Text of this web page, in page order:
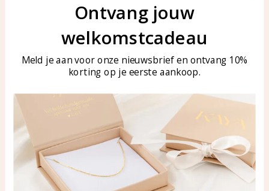
Veelgestelde vragen
Sieraden onderhouden
KAYA Sieraden
Bellen of WhatsApp Ma-Vr
tussen 09:00-17:00
Tel: 0850003187
WhatsApp: 0850003187
klantenservice@kayasierade
Producten
Alle producten
KAYA Sieraden
Over ons
Ontvang jouw
welkomstcadeau
Meld je aan voor onze nieuwsbrief en ontvang 10%
korting op je eerste aankoop.